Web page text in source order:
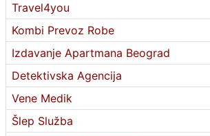
Travel4you
Kombi Prevoz Robe
Izdavanje Apartmana Beograd
Detektivska Agencija
Vene Medik
Šlep Služba